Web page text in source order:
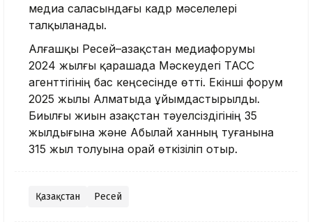
медиа саласындағы кадр мәселелері
талқыланады.
Алғашқы Ресей–Қазақстан медиафорумы
2024 жылғы қарашада Мәскеудегі ТАСС
агенттігінің бас кеңсесінде өтті. Екінші форум
2025 жылы Алматыда ұйымдастырылды.
Биылғы жиын Қазақстан тәуелсіздігінің 35
жылдығына және Абылай ханның туғанына
315 жыл толуына орай өткізіліп отыр.
Қазақстан Ресей